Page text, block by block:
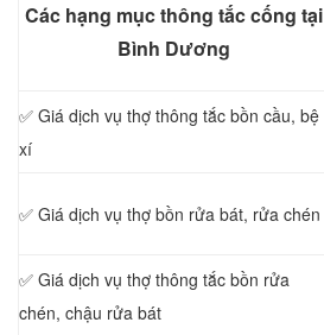
Các hạng mục thông tắc cống tại
Bình Dương
✅ Giá dịch vụ thợ thông tắc bồn cầu, bệ
xí
✅ Giá dịch vụ thợ bồn rửa bát, rửa chén
✅ Giá dịch vụ thợ thông tắc bồn rửa
chén, chậu rửa bát